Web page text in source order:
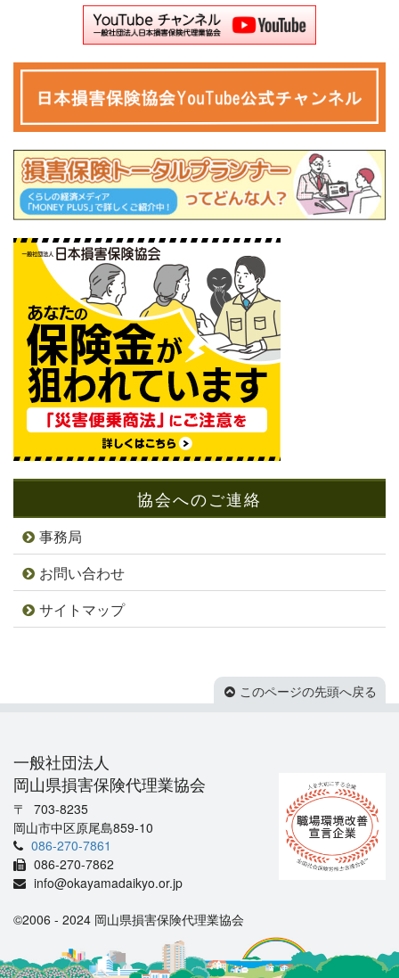
協会へのご連絡
事務局
お問い合わせ
サイトマップ
このページの先頭へ戻る
一般社団法人
岡山県損害保険代理業協会
703-8235
岡山市中区原尾島859-10
086-270-7861
086-270-7862
info@okayamadaikyo.or.jp
©2006 - 2024 岡山県損害保険代理業協会